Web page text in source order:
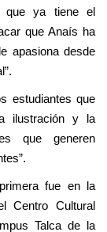
que ya tiene el
que Anaís ha
apasiona desde
estudiantes que
ilustración y la
que generen
fue en la
Centro Cultural
Talca de la